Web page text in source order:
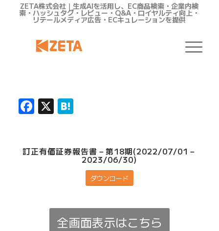
ZETA株式会社｜生成AIを活用し、EC商品検索・企業内検
索・ハッシュタグ・レビュー・Q&A・ロイヤルティ向上・
リテールメディア広告・ECキュレーションを提供
Facebook
X Hatena
訂正有価証券報告書－第18期(2022/07/01－
2023/06/30)
ダウンロード
全画面表示はこちら